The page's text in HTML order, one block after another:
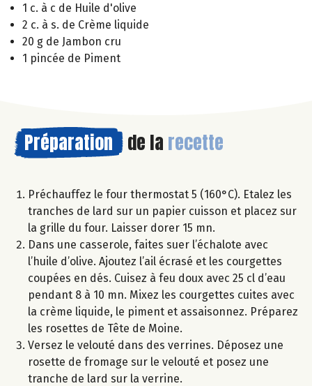
1 c. à c de Huile d'olive
2 c. à s. de Crème liquide
20 g de Jambon cru
1 pincée de Piment
Préparation de la recette
Préchauffez le four thermostat 5 (160°C). Etalez les
tranches de lard sur un papier cuisson et placez sur
la grille du four. Laisser dorer 15 mn.
Dans une casserole, faites suer l’échalote avec
l’huile d’olive. Ajoutez l’ail écrasé et les courgettes
coupées en dés. Cuisez à feu doux avec 25 cl d’eau
pendant 8 à 10 mn. Mixez les courgettes cuites avec
la crème liquide, le piment et assaisonnez. Préparez
les rosettes de Tête de Moine.
Versez le velouté dans des verrines. Déposez une
rosette de fromage sur le velouté et posez une
tranche de lard sur la verrine.